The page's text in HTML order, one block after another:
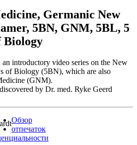
Germanic New
5BN, GNM, 5BL, 5
Biology
introductory video series on the New
of Biology (5BN), which are also
(GNM).
by Dr. med. Ryke Geerd
Обзор
отпечаток